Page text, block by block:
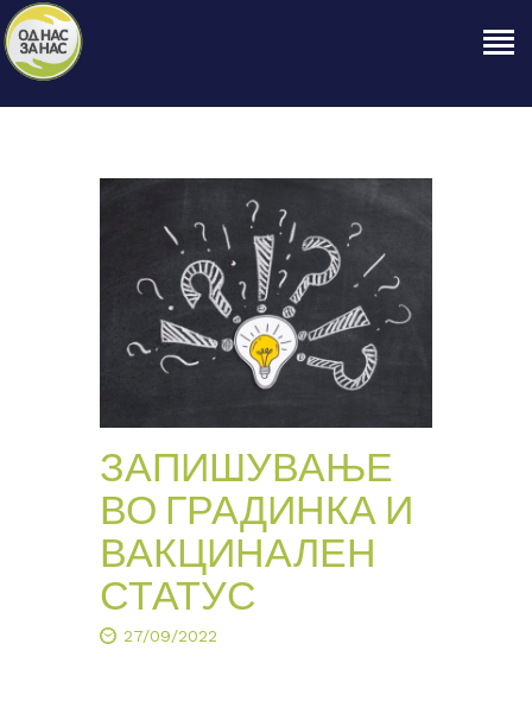
НАШЕ ПРАВО
ОБЈАВИ
ПРОЕКТИ
КОНТАКТ
ЗАПИШУВАЊЕ
ВО ГРАДИНКА И
ВАКЦИНАЛЕН
СТАТУС
27/09/2022